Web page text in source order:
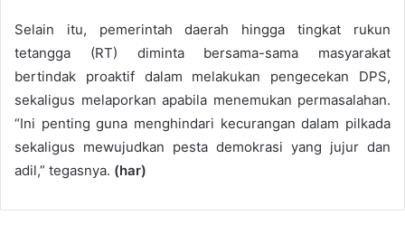
Selain itu, pemerintah daerah hingga tingkat rukun
tetangga (RT) diminta bersama-sama masyarakat
bertindak proaktif dalam melakukan pengecekan DPS,
sekaligus melaporkan apabila menemukan permasalahan.
“Ini penting guna menghindari kecurangan dalam pilkada
sekaligus mewujudkan pesta demokrasi yang jujur dan
adil,” tegasnya. (har)